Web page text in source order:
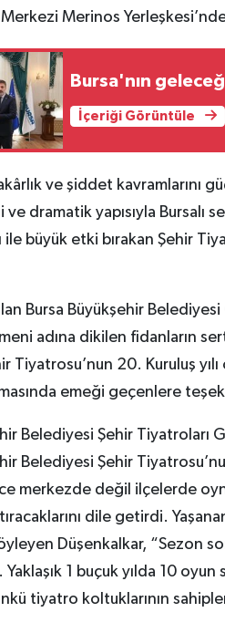
Merinos
Bursa'nın
İçeriği Görüntüle
ve şiddet kavramlarını
dramatik yapısıyla Bursalı
ile büyük etki bırakan Şehir
Bursa Büyükşehir
adına dikilen fidanların
Tiyatrosu’nun 20. Kuruluş
emeği geçenlere
Belediyesi Şehir Tiyatroları
Belediyesi Şehir
merkezde değil ilçelerde
dile getirdi.
Düşenkalkar, “Sezon
1 buçuk yılda 10
tiyatro koltuklarının